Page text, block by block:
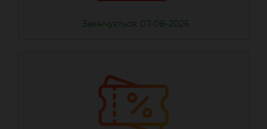
Закінчується: 07-08-2026